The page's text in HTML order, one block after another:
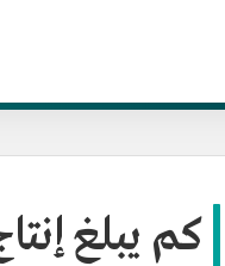
كم يبلغ